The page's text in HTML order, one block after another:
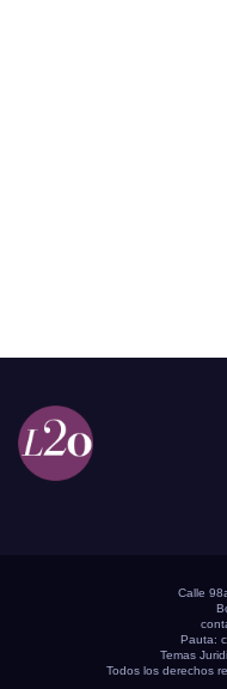
Calle
Pauta:
Temas
Todos los derechos